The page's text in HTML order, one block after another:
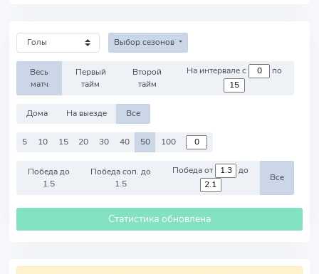
Выбор сезонов
Весь
матч
Первый
тайм
Второй
тайм
На интервале с по
Дома На выезде Все
5 10 15 20 30 40 50 100
Победа до
1.5
Победа соп. до
1.5
Победа от до
Все
Статистика обновлена